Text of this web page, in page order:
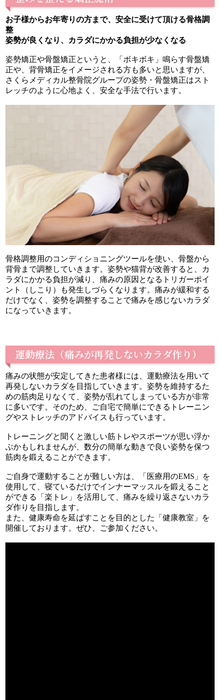
お子様からお年寄りの方まで、安全に受けて頂ける骨格調
整
姿勢が良くなり、カラダにかかる負担が少なくなる
姿勢矯正や骨盤矯正というと、「ボキボキ」鳴らす骨盤矯
正や、背骨矯正をイメージされる方も多いと思いますが、
さくらメディカル整骨院グループの姿勢・骨盤矯正はスト
レッチのように心地よく、安全な手法で行います。
骨格調整用のコンディショニングツールを使い、骨盤から
背骨まで調整していきます。姿勢や猫背が改善すると、カ
ラダにかかる負担が減り、痛みの原因となるトリガーポイ
ント（しこり）も発生しづらくなります。痛みが緩和する
だけでなく、姿勢を調整することで痛みを感じないカラダ
になっていきます。
運動療法（痛みが再発しないカラダ作り）
痛みの状態が安定してきた患者様には、運動療法を用いて
再発しないカラダを目指していきます。姿勢を維持するた
めの筋肉足りなくて、姿勢が乱れてしまっている方が非常
に多いです。そのため、ご自宅で簡単にできるトレーニン
グやストレッチのアドバイスも行っています。
トレーニングと聞くと激しい筋トレやスポーツが思い浮か
ぶかもしれませんが、数分の簡単な動きで良い姿勢を保つ
筋肉を鍛えることができます。
ご自身で運動することが難しい方は、「医療用のEMS」を
使用して、寝ているだけでインナーマッスルを鍛えること
ができる「楽トレ」を活用して、痛みを繰り返さないカラ
ダ作りを目指します。
また、健康寿命を延ばすことを目的とした「健康教室」を
開催しております。ぜひ、ご参加ください。